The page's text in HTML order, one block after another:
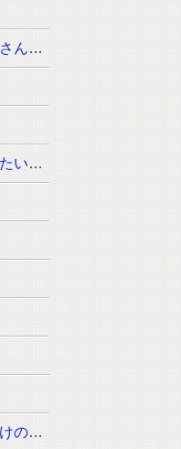
勇者召喚に巻き込まれたおっさんはウォッシュの魔法（必須:ウィッシュのポーズ）しか使えません。
スキルが芽生えたので復讐したいと思います
俺は、電脳世界が好きなだけの一般人です